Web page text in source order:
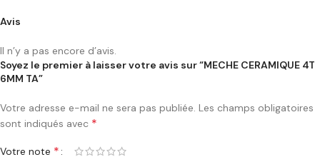
Avis
Il n’y a pas encore d’avis.
Soyez le premier à laisser votre avis sur “MECHE CERAMIQUE 4T
6MM TA”
Votre adresse e-mail ne sera pas publiée. Les champs obligatoires
sont indiqués avec *
Votre note *